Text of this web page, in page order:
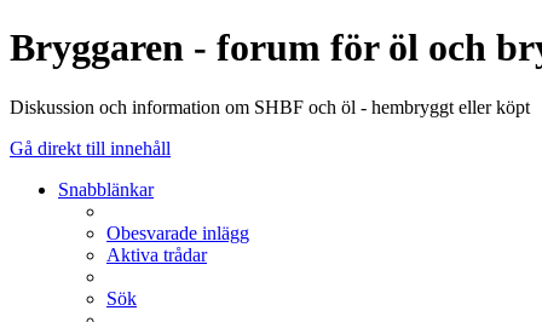
Bryggaren - forum för öl och
Diskussion och information om SHBF och öl - hembryggt eller köpt
Gå direkt till innehåll
Snabblänkar
Obesvarade inlägg
Aktiva trådar
Sök